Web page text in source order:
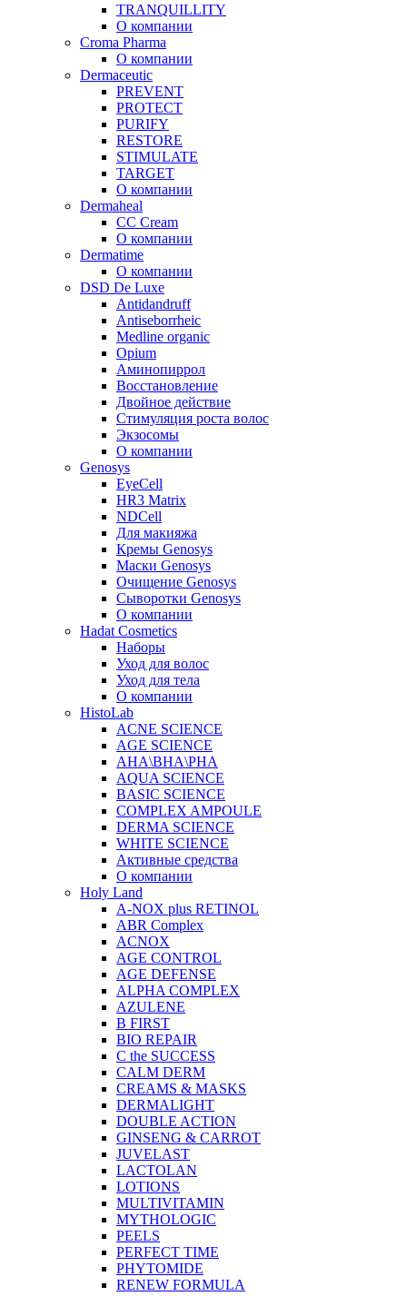
TRANQUILLITY
О компании
Croma Pharma
О компании
Dermaceutic
PREVENT
PROTECT
PURIFY
RESTORE
STIMULATE
TARGET
О компании
Dermaheal
CC Cream
О компании
Dermatime
О компании
DSD De Luxe
Antidandruff
Antiseborrheic
Medline organic
Opium
Аминопиррол
Восстановление
Двойное действие
Стимуляция роста волос
Экзосомы
О компании
Genosys
EyeCell
HR3 Matrix
NDCell
Для макияжа
Кремы Genosys
Маски Genosys
Очищение Genosys
Сыворотки Genosys
О компании
Hadat Cosmetics
Наборы
Уход для волос
Уход для тела
О компании
HistoLab
ACNE SCIENCE
AGE SCIENCE
AHA\BHA\PHA
AQUA SCIENCE
BASIC SCIENCE
COMPLEX AMPOULE
DERMA SCIENCE
WHITE SCIENCE
Активные средства
О компании
Holy Land
A-NOX plus RETINOL
ABR Complex
ACNOX
AGE CONTROL
AGE DEFENSE
ALPHA COMPLEX
AZULENE
B FIRST
BIO REPAIR
C the SUCCESS
CALM DERM
CREAMS & MASKS
DERMALIGHT
DOUBLE ACTION
GINSENG & CARROT
JUVELAST
LACTOLAN
LOTIONS
MULTIVITAMIN
MYTHOLOGIC
PEELS
PERFECT TIME
PHYTOMIDE
RENEW FORMULA